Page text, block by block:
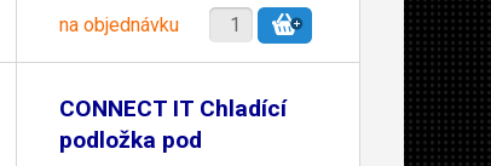
na objednávku
CONNECT IT Chladící
podložka pod